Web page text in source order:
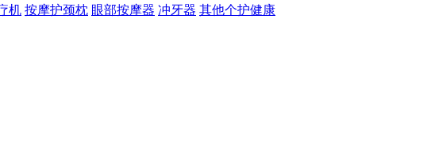
机 按摩护颈枕 眼部按摩器 冲牙器 其他个护健康